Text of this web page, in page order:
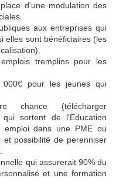
d'une modulation des
aux entreprises qui
elles sont bénéficiaires (les
tremplins pour les
pour les jeunes qui
chance (télécharger
sortent de l'Education
emploi dans une PME ou
possibilité de perenniser
qui assurerait 90% du
et une formation